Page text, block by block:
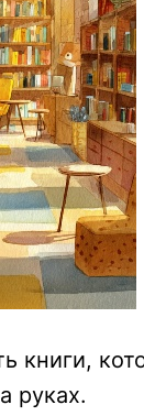
книги,
руках.